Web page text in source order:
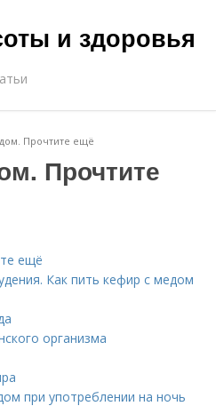
и здоровья
Прочтите ещё
Прочтите
ещё
Как пить кефир с медом
организма
при употреблении на ночь